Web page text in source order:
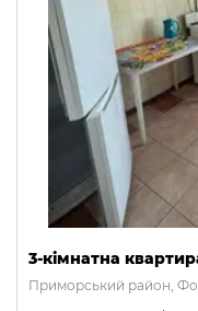
3-кімнатна
Приморський район,